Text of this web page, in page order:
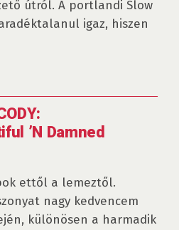
útról. A portlandi Slow
igaz, hiszen
’N Damned
ettől a lemeztől.
nagy kedvencem
különösen a harmadik